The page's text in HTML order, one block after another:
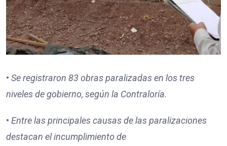
• Se registraron 83 obras paralizadas en los tres
niveles de gobierno, según la Contraloría.
• Entre las principales causas de las paralizaciones
destacan el incumplimiento de